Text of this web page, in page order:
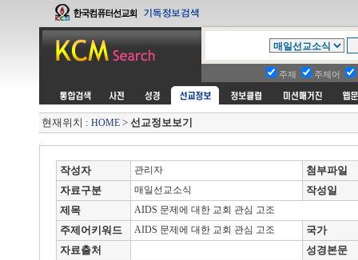
주제 주제어
현재위치 : HOME > 선교정보보기
작성자 관리자
첨부파일
자료구분
매일선교소식
작성일
제목
AIDS 문제에 대한 교회 관심 고조
주제어키워드 AIDS 문제에 대한 교회 관심 고조
국가
자료출처
성경본문